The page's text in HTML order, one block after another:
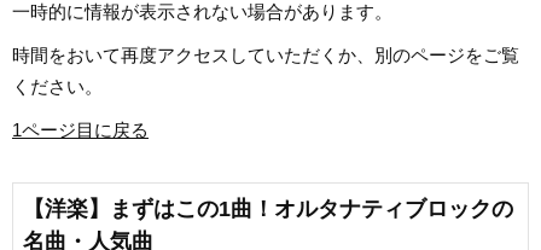
ることで、あらためて音楽の煌めきを実感する日々です。今でもギタ
しています。もうすっかりおっさんになってはしまいましたが、あの
頃「音楽に描いた夢の向こう側」を、今後もみなさんと追っていけれ
一時的に情報が表示されない場合があります。
時間をおいて再度アクセスしていただくか、別のページをご覧
ください。
1ページ目に戻る
【洋楽】まずはこの1曲！オルタナティブロックの
名曲・人気曲